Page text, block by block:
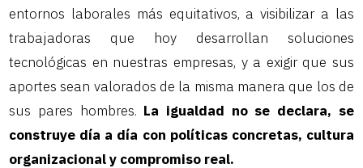
entornos laborales más equitativos, a visibilizar a las
trabajadoras que hoy desarrollan soluciones
tecnológicas en nuestras empresas, y a exigir que sus
aportes sean valorados de la misma manera que los de
sus pares hombres. La igualdad no se declara, se
construye día a día con políticas concretas, cultura
organizacional y compromiso real.